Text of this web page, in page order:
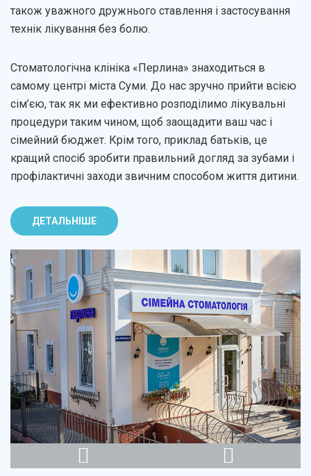
також уважного дружнього ставлення і застосування
технік лікування без болю.
Стоматологічна клініка «Перлина» знаходиться в
самому центрі міста Суми. До нас зручно прийти всією
сім’єю, так як ми ефективно розподілимо лікувальні
процедури таким чином, щоб заощадити ваш час і
сімейний бюджет. Крім того, приклад батьків, це
кращий спосіб зробити правильний догляд за зубами і
профілактичні заходи звичним способом життя дитини.
ДЕТАЛЬНІШЕ